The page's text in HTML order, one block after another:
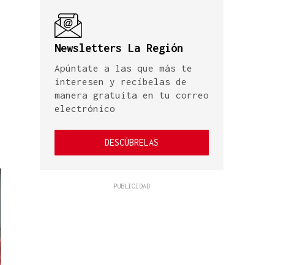
Newsletters La Región
Apúntate a las que más te
interesen y recíbelas de
manera gratuita en tu correo
electrónico
DESCÚBRELAS